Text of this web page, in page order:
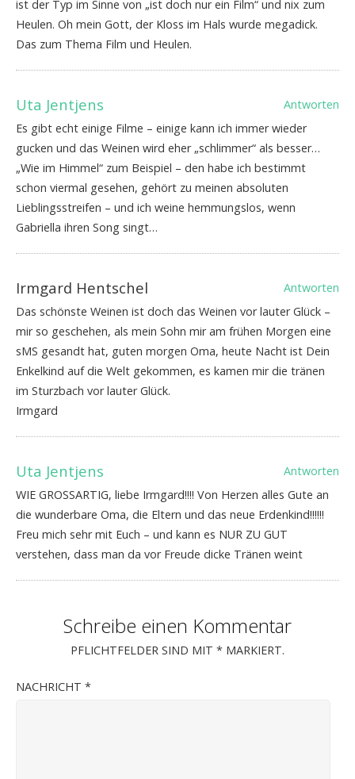
ist der Typ im Sinne von „ist doch nur ein Film“ und nix zum
Heulen. Oh mein Gott, der Kloss im Hals wurde megadick.
Das zum Thema Film und Heulen.
Uta Jentjens
Antworten
Es gibt echt einige Filme – einige kann ich immer wieder
gucken und das Weinen wird eher „schlimmer“ als besser…
„Wie im Himmel“ zum Beispiel – den habe ich bestimmt
schon viermal gesehen, gehört zu meinen absoluten
Lieblingsstreifen – und ich weine hemmungslos, wenn
Gabriella ihren Song singt…
Irmgard Hentschel
Antworten
Das schönste Weinen ist doch das Weinen vor lauter Glück –
mir so geschehen, als mein Sohn mir am frühen Morgen eine
sMS gesandt hat, guten morgen Oma, heute Nacht ist Dein
Enkelkind auf die Welt gekommen, es kamen mir die tränen
im Sturzbach vor lauter Glück.
Irmgard
Uta Jentjens
Antworten
WIE GROSSARTIG, liebe Irmgard!!!! Von Herzen alles Gute an
die wunderbare Oma, die Eltern und das neue Erdenkind!!!!!!
Freu mich sehr mit Euch – und kann es NUR ZU GUT
verstehen, dass man da vor Freude dicke Tränen weint
Schreibe einen Kommentar
PFLICHTFELDER SIND MIT * MARKIERT.
NACHRICHT *